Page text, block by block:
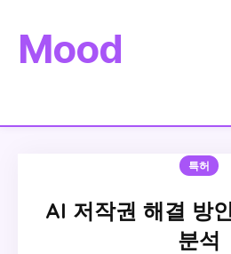
Mood
특허
AI 저작권 해결 방
분석